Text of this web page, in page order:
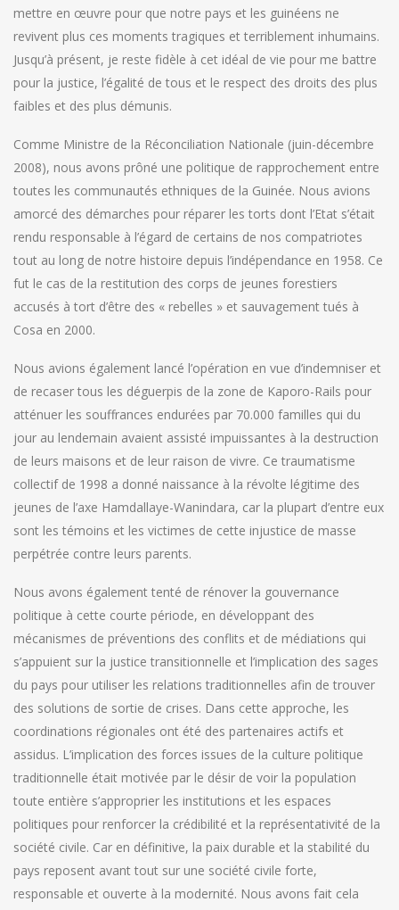
mettre en œuvre pour que notre pays et les guinéens ne
revivent plus ces moments tragiques et terriblement inhumains.
Jusqu’à présent, je reste fidèle à cet idéal de vie pour me battre
pour la justice, l’égalité de tous et le respect des droits des plus
faibles et des plus démunis.
Comme Ministre de la Réconciliation Nationale (juin-décembre
2008), nous avons prôné une politique de rapprochement entre
toutes les communautés ethniques de la Guinée. Nous avions
amorcé des démarches pour réparer les torts dont l’Etat s’était
rendu responsable à l’égard de certains de nos compatriotes
tout au long de notre histoire depuis l’indépendance en 1958. Ce
fut le cas de la restitution des corps de jeunes forestiers
accusés à tort d’être des « rebelles » et sauvagement tués à
Cosa en 2000.
Nous avions également lancé l’opération en vue d’indemniser et
de recaser tous les déguerpis de la zone de Kaporo-Rails pour
atténuer les souffrances endurées par 70.000 familles qui du
jour au lendemain avaient assisté impuissantes à la destruction
de leurs maisons et de leur raison de vivre. Ce traumatisme
collectif de 1998 a donné naissance à la révolte légitime des
jeunes de l’axe Hamdallaye-Wanindara, car la plupart d’entre eux
sont les témoins et les victimes de cette injustice de masse
perpétrée contre leurs parents.
Nous avons également tenté de rénover la gouvernance
politique à cette courte période, en développant des
mécanismes de préventions des conflits et de médiations qui
s’appuient sur la justice transitionnelle et l’implication des sages
du pays pour utiliser les relations traditionnelles afin de trouver
des solutions de sortie de crises. Dans cette approche, les
coordinations régionales ont été des partenaires actifs et
assidus. L’implication des forces issues de la culture politique
traditionnelle était motivée par le désir de voir la population
toute entière s’approprier les institutions et les espaces
politiques pour renforcer la crédibilité et la représentativité de la
société civile. Car en définitive, la paix durable et la stabilité du
pays reposent avant tout sur une société civile forte,
responsable et ouverte à la modernité. Nous avons fait cela